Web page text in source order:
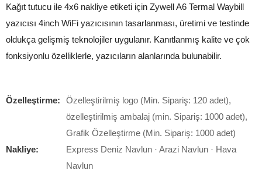
Kağıt tutucu ile 4x6 nakliye etiketi için Zywell A6 Termal Waybill
yazıcısı 4inch WiFi yazıcısının tasarlanması, üretimi ve testinde
oldukça gelişmiş teknolojiler uygulanır. Kanıtlanmış kalite ve çok
fonksiyonlu özelliklerle, yazıcıların alanlarında bulunabilir.
Özelleştirme:
Özelleştirilmiş logo (Min. Sipariş: 120 adet),
özelleştirilmiş ambalaj (min. Sipariş: 1000 adet),
Grafik Özelleştirme (Min. Sipariş: 1000 adet)
Nakliye:
Express Deniz Navlun · Arazi Navlun · Hava
Navlun